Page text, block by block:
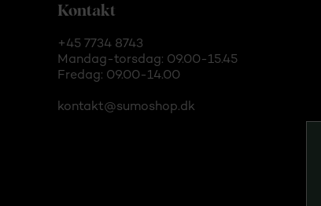
Kontakt
+45 7734 8743
Mandag-torsdag: 09.00-15.45
Fredag: 09.00-14.00
kontakt@sumoshop.dk